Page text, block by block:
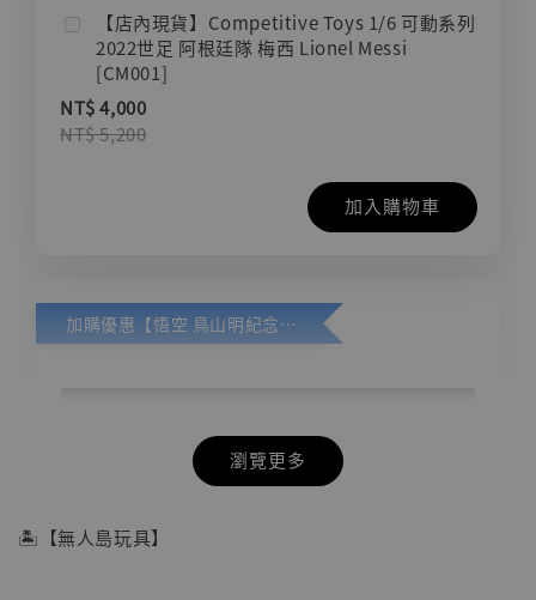
【店內現貨】Competitive Toys 1/6 可動系列
2022世足 阿根廷隊 梅西 Lionel Messi
[CM001]
NT$ 4,000
NT$ 5,200
加入購物車
加購優惠【悟空 鳥山明紀念款 [奇蹟工作室]】
瀏覽更多
🏝【無人島玩具】